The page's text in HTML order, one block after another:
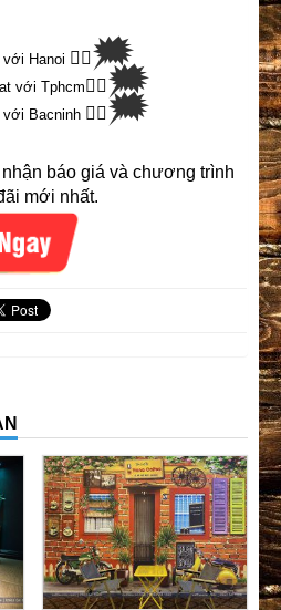
với Hanoi 👉🏽🗯
với Tphcm 👉🏽🗯
với Bacninh 👉🏽🗯
báo giá và chương trình
mới nhất.